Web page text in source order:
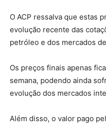
O ACP ressalva que estas
evolução recente das
petróleo e dos mercados
Os preços finais apenas
semana, podendo ainda
evolução dos mercados
Além disso, o valor pago